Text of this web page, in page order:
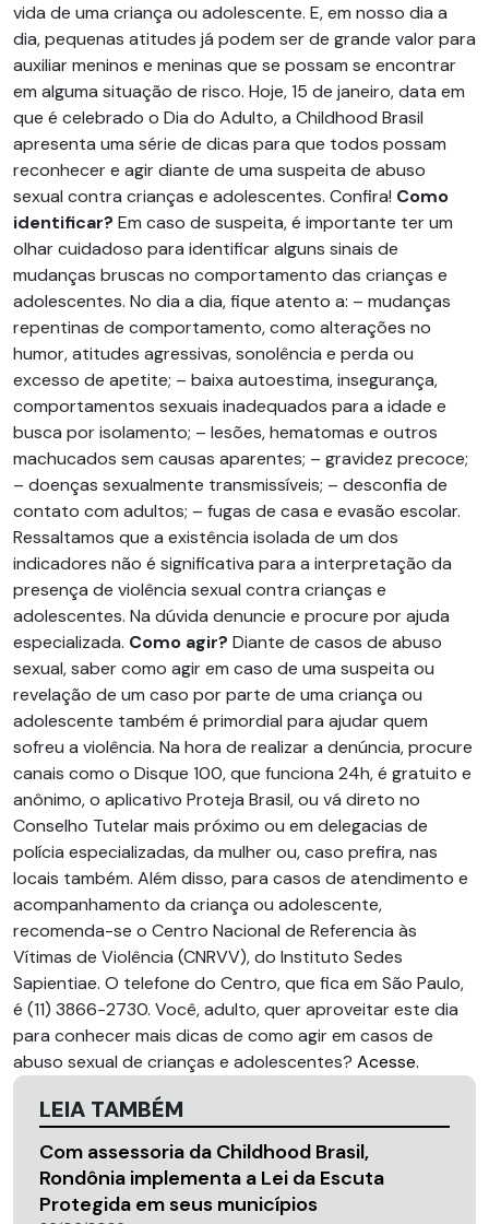
vida de uma criança ou adolescente. E, em nosso dia a
dia, pequenas atitudes já podem ser de grande valor para
auxiliar meninos e meninas que se possam se encontrar
em alguma situação de risco. Hoje, 15 de janeiro, data em
que é celebrado o Dia do Adulto, a Childhood Brasil
apresenta uma série de dicas para que todos possam
reconhecer e agir diante de uma suspeita de abuso
sexual contra crianças e adolescentes. Confira! Como
identificar? Em caso de suspeita, é importante ter um
olhar cuidadoso para identificar alguns sinais de
mudanças bruscas no comportamento das crianças e
adolescentes. No dia a dia, fique atento a: – mudanças
repentinas de comportamento, como alterações no
humor, atitudes agressivas, sonolência e perda ou
excesso de apetite; – baixa autoestima, insegurança,
comportamentos sexuais inadequados para a idade e
busca por isolamento; – lesões, hematomas e outros
machucados sem causas aparentes; – gravidez precoce;
– doenças sexualmente transmissíveis; – desconfia de
contato com adultos; – fugas de casa e evasão escolar.
Ressaltamos que a existência isolada de um dos
indicadores não é significativa para a interpretação da
presença de violência sexual contra crianças e
adolescentes. Na dúvida denuncie e procure por ajuda
especializada. Como agir? Diante de casos de abuso
sexual, saber como agir em caso de uma suspeita ou
revelação de um caso por parte de uma criança ou
adolescente também é primordial para ajudar quem
sofreu a violência. Na hora de realizar a denúncia, procure
canais como o Disque 100, que funciona 24h, é gratuito e
anônimo, o aplicativo Proteja Brasil, ou vá direto no
Conselho Tutelar mais próximo ou em delegacias de
polícia especializadas, da mulher ou, caso prefira, nas
locais também. Além disso, para casos de atendimento e
acompanhamento da criança ou adolescente,
recomenda-se o Centro Nacional de Referencia às
Vítimas de Violência (CNRVV), do Instituto Sedes
Sapientiae. O telefone do Centro, que fica em São Paulo,
é (11) 3866-2730. Você, adulto, quer aproveitar este dia
para conhecer mais dicas de como agir em casos de
abuso sexual de crianças e adolescentes? Acesse.
LEIA TAMBÉM
Com assessoria da Childhood Brasil,
Rondônia implementa a Lei da Escuta
Protegida em seus municípios